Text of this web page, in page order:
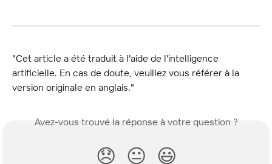
"Cet article a été traduit à l'aide de l'intelligence
artificielle. En cas de doute, veuillez vous référer à la
version originale en anglais."
Avez-vous trouvé la réponse à votre question ?
😞 😐 😃